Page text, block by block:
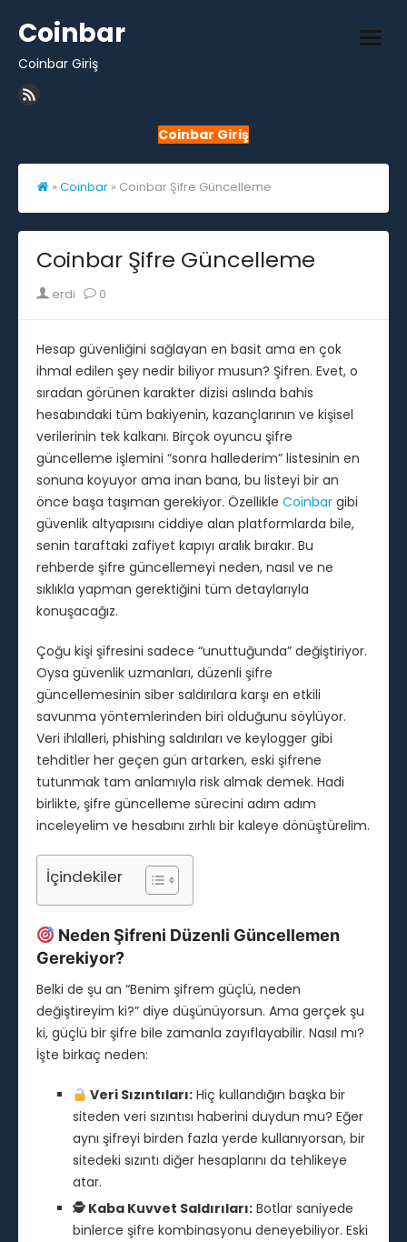
to
content
Coinbar
Coinbar Giriş
open
Coinbar Giriş
» Coinbar » Coinbar Şifre Güncelleme
Coinbar Şifre Güncelleme
Author
erdi 0
Hesap güvenliğini sağlayan en basit ama en çok
ihmal edilen şey nedir biliyor musun? Şifren. Evet, o
sıradan görünen karakter dizisi aslında bahis
hesabındaki tüm bakiyenin, kazançlarının ve kişisel
verilerinin tek kalkanı. Birçok oyuncu şifre
güncelleme işlemini “sonra hallederim” listesinin en
sonuna koyuyor ama inan bana, bu listeyi bir an
önce başa taşıman gerekiyor. Özellikle Coinbar gibi
güvenlik altyapısını ciddiye alan platformlarda bile,
senin taraftaki zafiyet kapıyı aralık bırakır. Bu
rehberde şifre güncellemeyi neden, nasıl ve ne
sıklıkla yapman gerektiğini tüm detaylarıyla
konuşacağız.
Çoğu kişi şifresini sadece “unuttuğunda” değiştiriyor.
Oysa güvenlik uzmanları, düzenli şifre
güncellemesinin siber saldırılara karşı en etkili
savunma yöntemlerinden biri olduğunu söylüyor.
Veri ihlalleri, phishing saldırıları ve keylogger gibi
tehditler her geçen gün artarken, eski şifrene
tutunmak tam anlamıyla risk almak demek. Hadi
birlikte, şifre güncelleme sürecini adım adım
inceleyelim ve hesabını zırhlı bir kaleye dönüştürelim.
İçindekiler
Neden Şifreni Düzenli Güncellemen
Gerekiyor?
Belki de şu an “Benim şifrem güçlü, neden
değiştireyim ki?” diye düşünüyorsun. Ama gerçek şu
ki, güçlü bir şifre bile zamanla zayıflayabilir. Nasıl mı?
İşte birkaç neden:
Veri Sızıntıları:Hiç kullandığın başka bir
siteden veri sızıntısı haberini duydun mu? Eğer
aynı şifreyi birden fazla yerde kullanıyorsan, bir
sitedeki sızıntı diğer hesaplarını da tehlikeye
atar.
🕵️ Kaba Kuvvet Saldırıları: Botlar saniyede
binlerce şifre kombinasyonu deneyebiliyor. Eski